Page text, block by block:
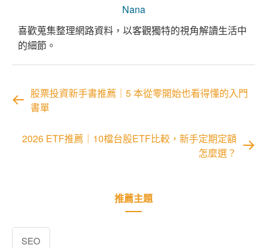
Nana
喜歡蒐集整理網路資料，以客觀獨特的視角解讀生活中
的細節。
股票投資新手書推薦｜5 本從零開始也看得懂的入門
書單
2026 ETF推薦｜10檔台股ETF比較，新手定期定額
怎麼選？
推薦主題
SEO